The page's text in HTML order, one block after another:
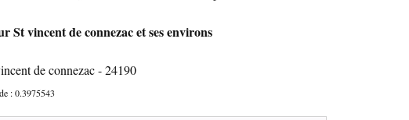
St vincent de connezac et ses environs
de connezac - 24190
:0.3975543